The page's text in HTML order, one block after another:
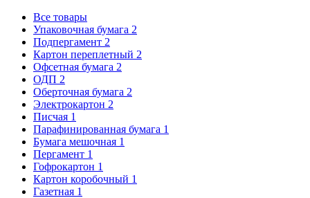
Все товары
Упаковочная бумага 2
Подпергамент 2
Картон переплетный 2
Офсетная бумага 2
ОДП 2
Оберточная бумага 2
Электрокартон 2
Писчая 1
Парафинированная бумага 1
Бумага мешочная 1
Пергамент 1
Гофрокартон 1
Картон коробочный 1
Газетная 1